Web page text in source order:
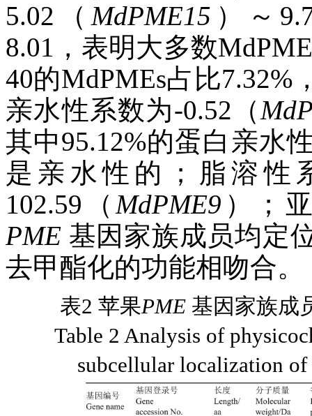
5.02（ MdPME15 ）～
8.01，表明大多数
40的MdPMEs占比
亲水性系数为-0.52（
其中95.12%的蛋白亲水
是亲水性的；脂溶性
102.59（MdPME9 ）；
PME 基因家族成员均定
去甲酯化的功能相吻合。
表2 苹果PME基因家族成
Table 2 Analysis of
subcellular localization of